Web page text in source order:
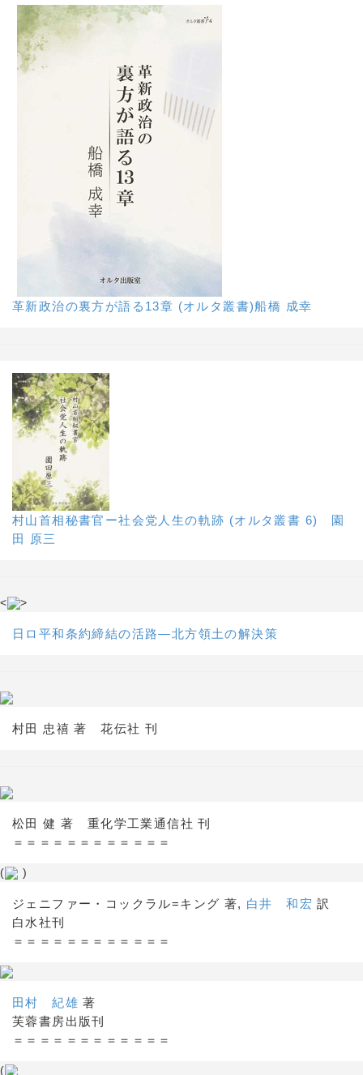
革新政治の裏方が語る13章 (オルタ叢書)船橋 成幸
村山首相秘書官ー社会党人生の軌跡 (オルタ叢書 6) 園
田 原三
< >
日ロ平和条約締結の活路―北方領土の解決策
村田 忠禧 著 花伝社 刊
松田 健 著 重化学工業通信社 刊
＝＝＝＝＝＝＝＝＝＝＝＝
( )
ジェニファー・コックラル=キング 著, 白井 和宏 訳
白水社刊
＝＝＝＝＝＝＝＝＝＝＝＝
田村 紀雄 著
芙蓉書房出版刊
＝＝＝＝＝＝＝＝＝＝＝＝
(